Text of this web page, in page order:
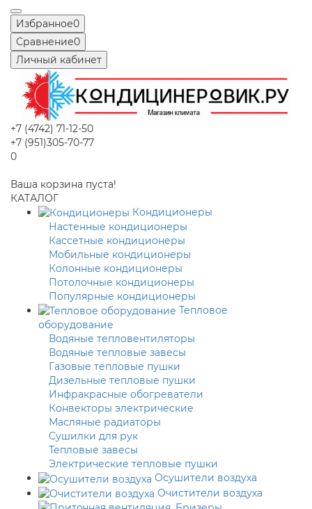
Избранное0
Сравнение0
Личный кабинет
+7 (4742) 71-12-50
+7 (951)305-70-77
0
Ваша корзина пуста!
КАТАЛОГ
Кондиционеры
Настенные кондиционеры
Кассетные кондиционеры
Мобильные кондиционеры
Колонные кондиционеры
Потолочные кондиционеры
Популярные кондиционеры
Тепловое
оборудование
Водяные тепловентиляторы
Водяные тепловые завесы
Газовые тепловые пушки
Дизельные тепловые пушки
Инфракрасные обогреватели
Конвекторы электрические
Масляные радиаторы
Сушилки для рук
Тепловые завесы
Электрические тепловые пушки
Осушители воздуха
Очистители воздуха